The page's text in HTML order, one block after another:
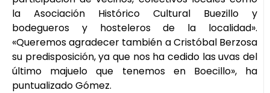
la Asociación Histórico Cultural Buezillo y
bodegueros y hosteleros de la localidad».
«Queremos agradecer también a Cristóbal Berzosa
su predisposición, ya que nos ha cedido las uvas del
último majuelo que tenemos en Boecillo», ha
puntualizado Gómez.